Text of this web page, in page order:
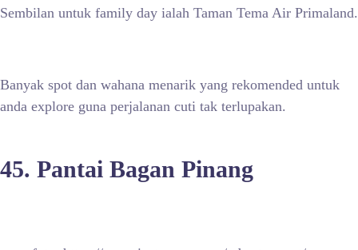
Sembilan untuk family day ialah Taman Tema Air Primaland.
Banyak spot dan wahana menarik yang rekomended untuk
anda explore guna perjalanan cuti tak terlupakan.
45. Pantai Bagan Pinang